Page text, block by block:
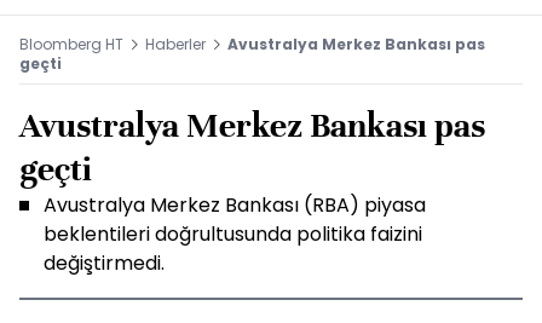
Bloomberg HT Haberler
Avustralya Merkez Bankası pas
geçti
Avustralya Merkez Bankası pas
geçti
Avustralya Merkez Bankası (RBA) piyasa
beklentileri doğrultusunda politika faizini
değiştirmedi.